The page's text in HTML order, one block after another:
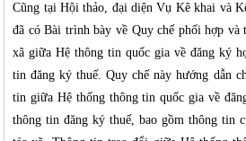
Cũng tại Hội thảo, đại diện Vụ Kê khai và
đã có Bài trình bày về Quy chế phối hợp
xã giữa Hệ thông tin quốc gia về đăng ký
tin đăng ký thuế. Quy chế này hướng dẫn
tin giữa Hệ thống thông tin quốc gia về
thông tin đăng ký thuế, bao gồm thông tin